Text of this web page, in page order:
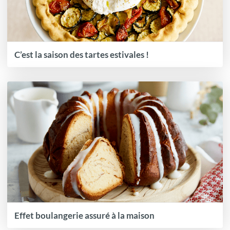
C’est la saison des tartes estivales !
Effet boulangerie assuré à la maison